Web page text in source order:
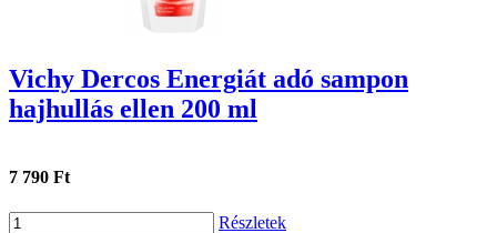
Vichy Dercos Energiát adó sampon
hajhullás ellen 200 ml
7 790 Ft
Részletek